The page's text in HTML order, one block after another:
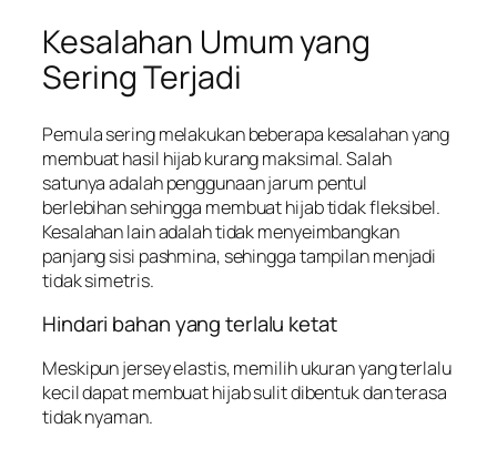
Kesalahan Umum yang
Sering Terjadi
Pemula sering melakukan beberapa kesalahan yang
membuat hasil hijab kurang maksimal. Salah
satunya adalah penggunaan jarum pentul
berlebihan sehingga membuat hijab tidak fleksibel.
Kesalahan lain adalah tidak menyeimbangkan
panjang sisi pashmina, sehingga tampilan menjadi
tidak simetris.
Hindari bahan yang terlalu ketat
Meskipun jersey elastis, memilih ukuran yang terlalu
kecil dapat membuat hijab sulit dibentuk dan terasa
tidak nyaman.